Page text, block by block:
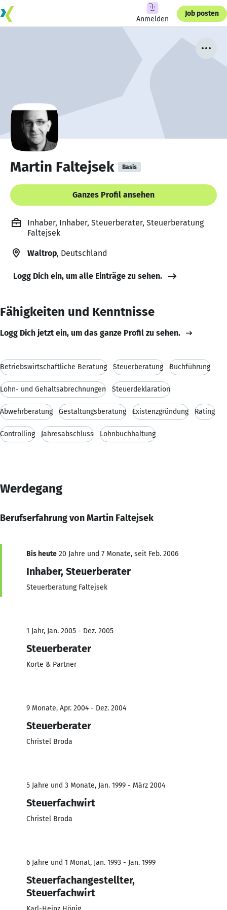
Anmelden
Job posten
Martin Faltejsek Basis
Ganzes Profil ansehen
Inhaber, Inhaber, Steuerberater, Steuerberatung
Faltejsek
Waltrop, Deutschland
Logg Dich ein, um alle Einträge zu sehen.
Fähigkeiten und Kenntnisse
Logg Dich jetzt ein, um das ganze Profil zu sehen.
Betriebswirtschaftliche Beratung Steuerberatung Buchführung
Lohn- und Gehaltsabrechnungen Steuerdeklaration
Abwehrberatung Gestaltungsberatung Existenzgründung Rating
Controlling Jahresabschluss Lohnbuchhaltung
Werdegang
Berufserfahrung von Martin Faltejsek
Bis heute 20 Jahre und 7 Monate, seit Feb. 2006
Inhaber, Steuerberater
Steuerberatung Faltejsek
1 Jahr, Jan. 2005 - Dez. 2005
Steuerberater
Korte & Partner
9 Monate, Apr. 2004 - Dez. 2004
Steuerberater
Christel Broda
5 Jahre und 3 Monate, Jan. 1999 - März 2004
Steuerfachwirt
Christel Broda
6 Jahre und 1 Monat, Jan. 1993 - Jan. 1999
Steuerfachangestellter,
Steuerfachwirt